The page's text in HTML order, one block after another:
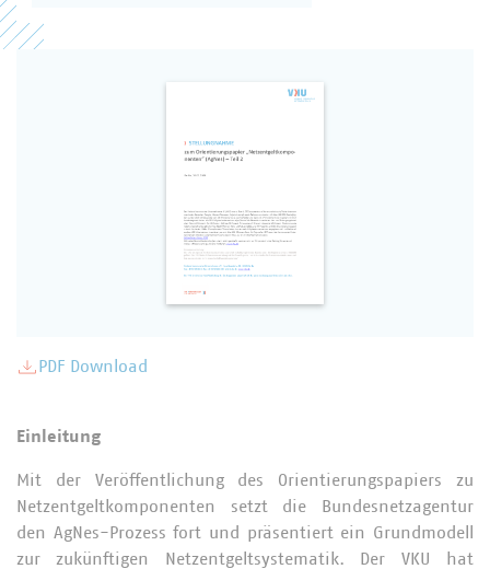
PDF Download
Einleitung
Mit der Veröffentlichung des Orientierungspapiers zu
Netzentgeltkomponenten setzt die Bundesnetzagentur
den AgNes-Prozess fort und präsentiert ein Grundmodell
zur zukünftigen Netzentgeltsystematik. Der VKU hat